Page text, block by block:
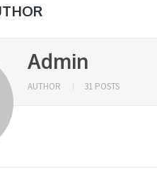
Admin
AUTHOR 31 POSTS